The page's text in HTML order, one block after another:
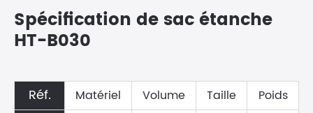
Spécification de sac étanche
HT-B030
Réf. Matériel Volume Taille Poids